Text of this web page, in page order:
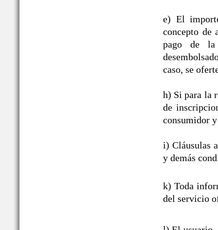
e) El
concepto de
pago de
caso, se
h) Si para la
de
consumidor
i) Cláusulas
y demás
k) Toda
del servicio